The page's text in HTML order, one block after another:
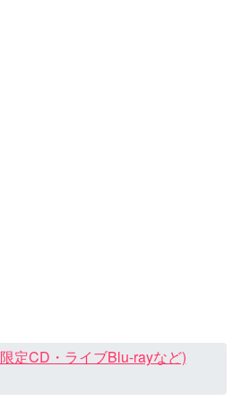
定CD・ライブBlu-rayなど)